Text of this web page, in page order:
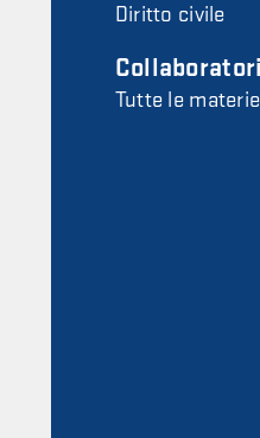
Diritto civile
Collaboratori
Tutte le materie